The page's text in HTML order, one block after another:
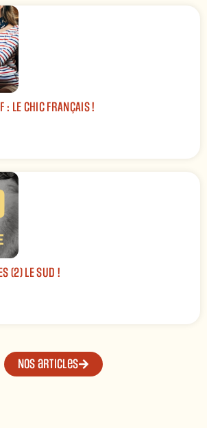
: LE CHIC FRANÇAIS !
(2) LE SUD !
Nos articles